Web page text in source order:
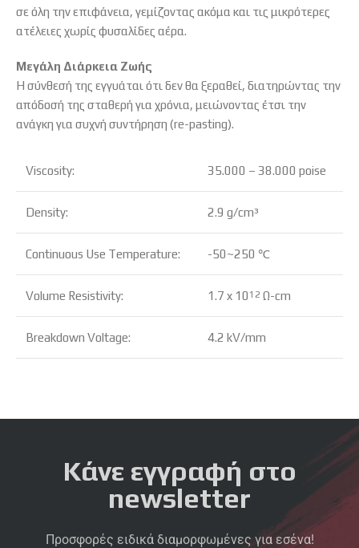
σε όλη την επιφάνεια, γεμίζοντας ακόμα και τις μικρότερες
ατέλειες χωρίς φυσαλίδες αέρα.
Μεγάλη Διάρκεια Ζωής
Η σύνθεσή της εγγυάται ότι δεν θα ξεραθεί, διατηρώντας την
απόδοσή της σταθερή για χρόνια, μειώνοντας έτσι την
ανάγκη για συχνή συντήρηση (re-pasting).
Viscosity: 35.000 – 38.000 poise
Density: 2.9 g/cm³
Continuous Use Temperature: -50~250 ℃
Volume Resistivity: 1.7 x 10 12 Ω-cm
Breakdown Voltage: 4.2 kV/mm
Κάνε εγγραφή στο
newsletter
Προσφορές ειδικά διαμορφωμένες για εσένα!